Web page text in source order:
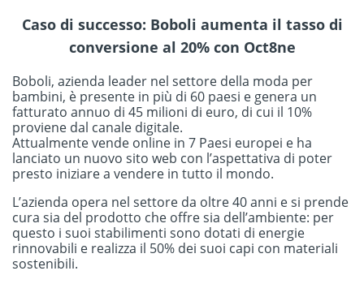
Caso di successo: Boboli aumenta il tasso di
conversione al 20% con Oct8ne
Boboli, azienda leader nel settore della moda per
bambini, è presente in più di 60 paesi e genera un
fatturato annuo di 45 milioni di euro, di cui il 10%
proviene dal canale digitale.
Attualmente vende online in 7 Paesi europei e ha
lanciato un nuovo sito web con l’aspettativa di poter
presto iniziare a vendere in tutto il mondo.
L’azienda opera nel settore da oltre 40 anni e si prende
cura sia del prodotto che offre sia dell’ambiente: per
questo i suoi stabilimenti sono dotati di energie
rinnovabili e realizza il 50% dei suoi capi con materiali
sostenibili.